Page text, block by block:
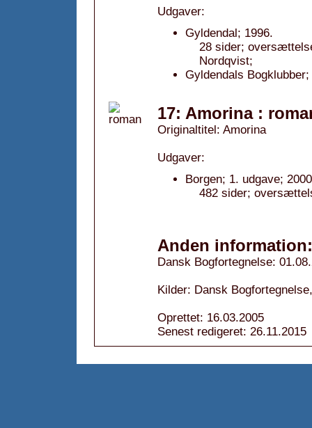
Udgaver:
Gyldendal; 1996.
28 sider;
Nordqvist;
Gyldendals Bogklubber;
17: Amorina :
Originaltitel: Amorina
Udgaver:
Borgen; 1. udgave;
482 sider;
Anden information:
Dansk Bogfortegnelse:
Kilder: Dansk
Oprettet: 16.03.2005
Senest redigeret: 26.11.2015